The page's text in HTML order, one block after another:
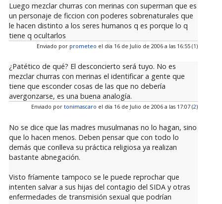
Luego mezclar churras con merinas con superman que es
un personaje de ficcion con poderes sobrenaturales que
le hacen distinto a los seres humanos q es porque lo q
tiene q ocultarlos
Enviado por prometeo el día 16 de Julio de 2006 a las 16:55 (1)
¿Patético de qué? El desconcierto será tuyo. No es
mezclar churras con merinas el identificar a gente que
tiene que esconder cosas de las que no debería
avergonzarse, es una buena analogía.
Enviado por tonimascaro el día 16 de Julio de 2006 a las 17:07 (2)
No se dice que las madres musulmanas no lo hagan, sino
que lo hacen menos. Deben pensar que con todo lo
demás que conlleva su práctica religiosa ya realizan
bastante abnegación.
Visto fríamente tampoco se le puede reprochar que
intenten salvar a sus hijas del contagio del SIDA y otras
enfermedades de transmisión sexual que podrían